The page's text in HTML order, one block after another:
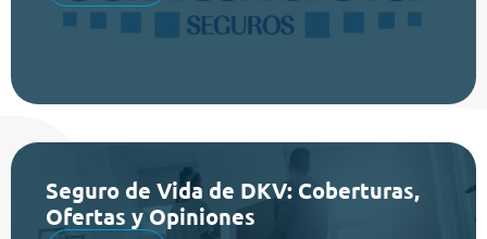
Seguro de Vida de DKV: Coberturas,
Ofertas y Opiniones